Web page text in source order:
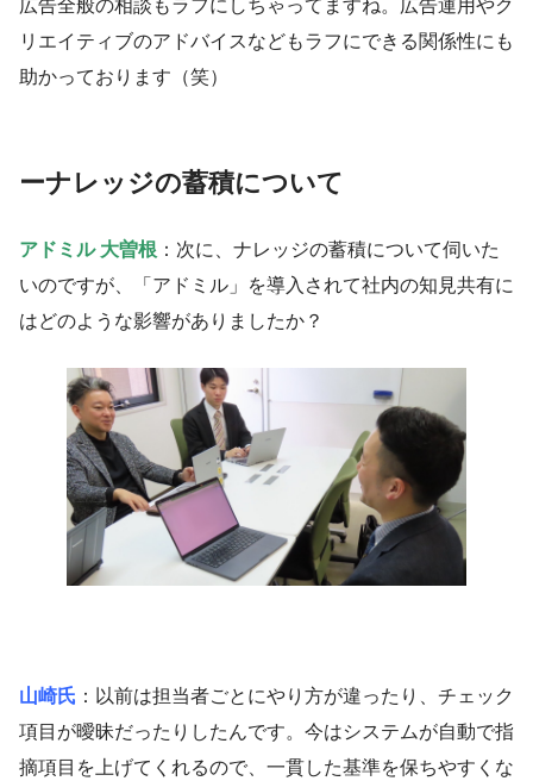
広告全般の相談もラフにしちゃってますね。広告運用やク
リエイティブのアドバイスなどもラフにできる関係性にも
助かっております（笑）
ーナレッジの蓄積について
アドミル 大曽根 ：次に、ナレッジの蓄積について伺いた
いのですが、「アドミル」を導入されて社内の知見共有に
はどのような影響がありましたか？
山崎氏 ：以前は担当者ごとにやり方が違ったり、チェック
項目が曖昧だったりしたんです。今はシステムが自動で指
摘項目を上げてくれるので、一貫した基準を保ちやすくな